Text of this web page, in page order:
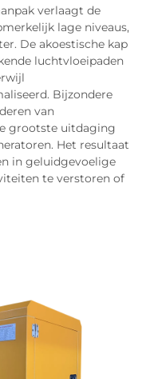
verlaagt de
lage niveaus,
De akoestische kap
luchtvloeipaden
Bijzondere
van
grootste uitdaging
Het resultaat
in geluidgevoelige
te verstoren of